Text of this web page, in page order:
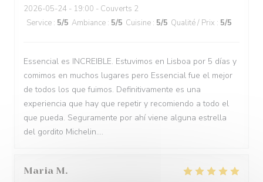
2026-05-24 - 19:00 - Couverts 2
Service : 5/5 Ambiance : 5/5 Cuisine : 5/5 Qualité / Prix : 5/5
Essencial es INCREIBLE. Estuvimos en Lisboa por 5 días y
comimos en muchos lugares pero Essencial fue el mejor
de todos los que fuimos. Definitivamente es una
experiencia que hay que repetir y recomiendo a todo el
que pueda. Seguramente por ahí viene alguna estrella
del gordito Michelin....
Maria M